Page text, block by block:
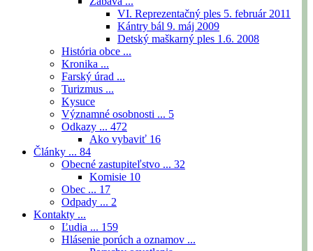
VI. Reprezentačný ples 5. február 2011
Kántry bál 9. máj 2009
Detský maškarný ples 1.6. 2008
História obce ...
Kronika ...
Farský úrad ...
Turizmus ...
Kysuce
Významné osobnosti ... 5
Odkazy ... 472
Ako vybaviť 16
Články ... 84
Obecné zastupiteľstvo ... 32
Komisie 10
Obec ... 17
Odpady ... 2
Kontakty ...
Ľudia ... 159
Hlásenie porúch a oznamov ...